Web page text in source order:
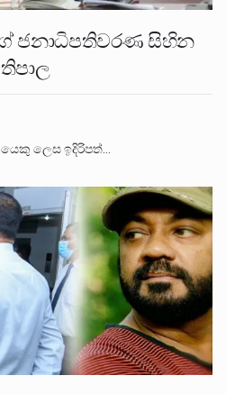
ජනාධිපතිවරණ සිහින
ලෙස ඉදිරිපත්…